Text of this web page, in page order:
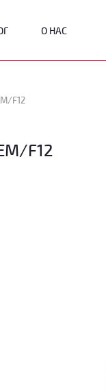
О НАС
F12
F12